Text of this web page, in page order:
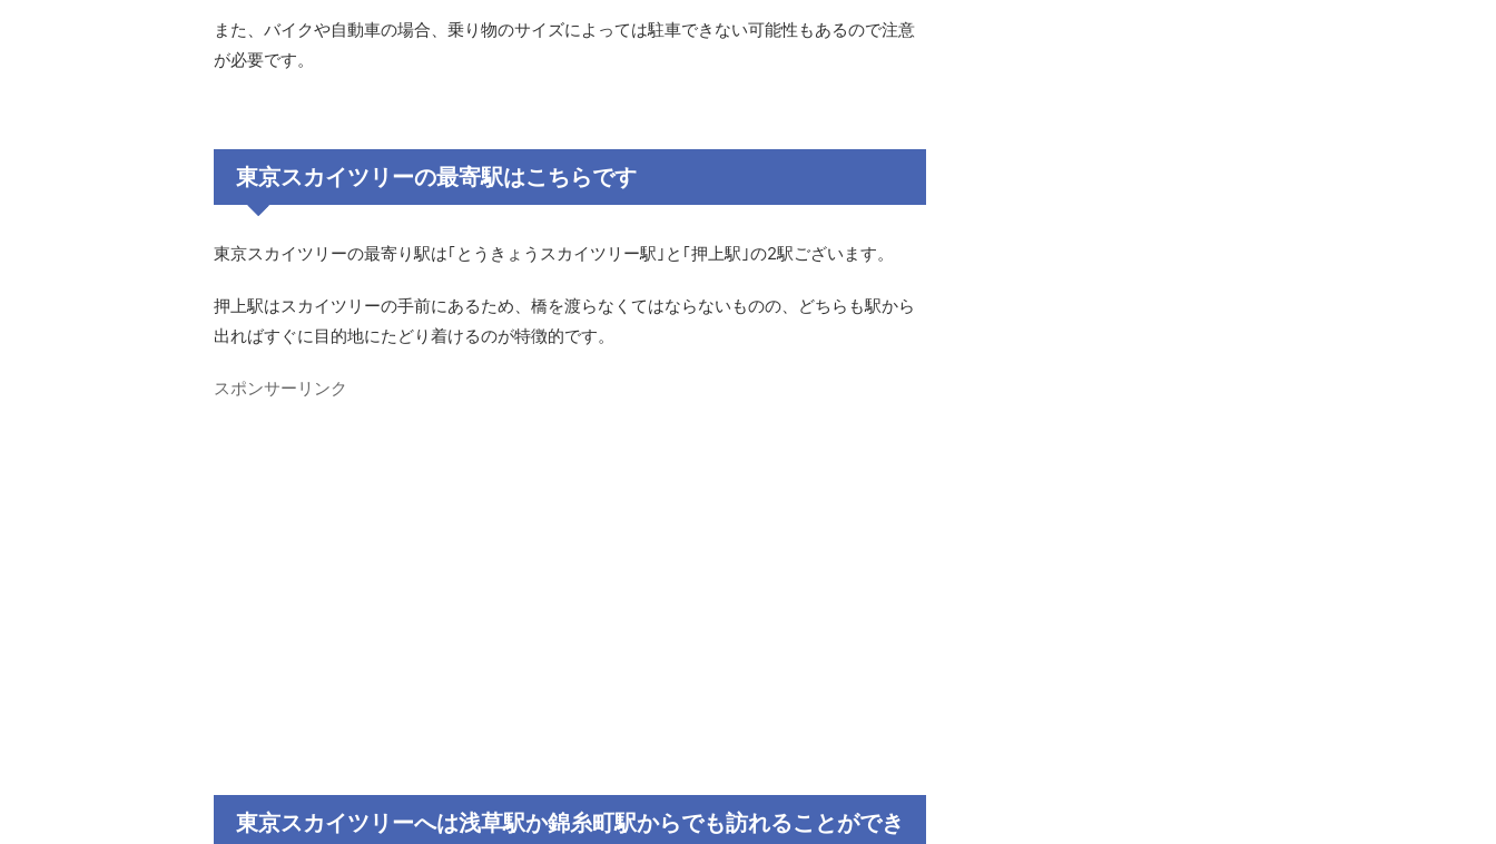
また、バイクや自動車の場合、乗り物のサイズによっては駐車できない可能性もあるので注意
が必要です。
東京スカイツリーの最寄駅はこちらです
東京スカイツリーの最寄り駅は｢とうきょうスカイツリー駅｣と｢押上駅｣の2駅ございます。
押上駅はスカイツリーの手前にあるため、橋を渡らなくてはならないものの、どちらも駅から
出ればすぐに目的地にたどり着けるのが特徴的です。
スポンサーリンク
東京スカイツリーへは浅草駅か錦糸町駅からでも訪れることができ